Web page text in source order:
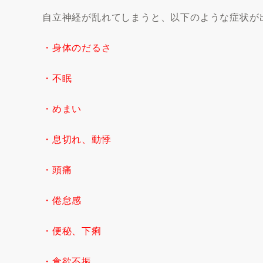
自立神経が乱れてしまうと、以下のような症状が
・身体のだるさ
・不眠
・めまい
・息切れ、動悸
・頭痛
・倦怠感
・便秘、下痢